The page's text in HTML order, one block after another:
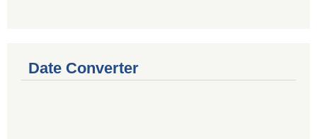
Date Converter